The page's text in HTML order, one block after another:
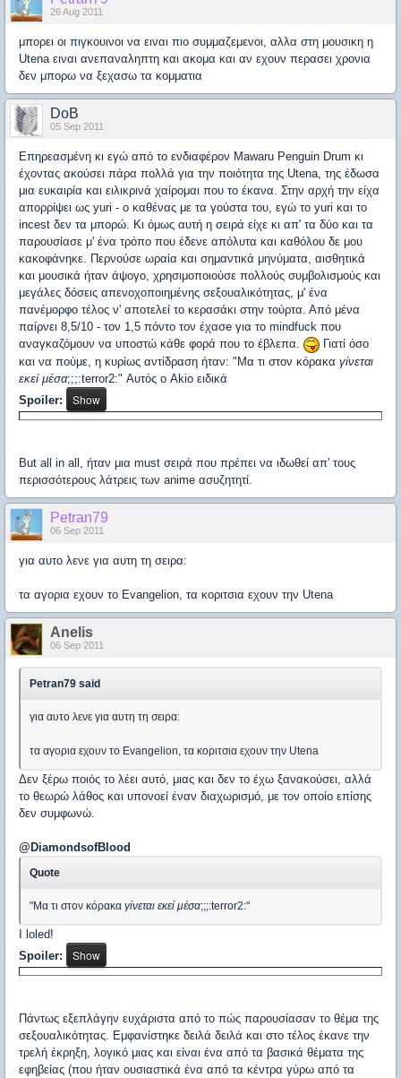
26 Aug 2011
μπορει οι πιγκουινοι να ειναι πιο συμμαζεμενοι, αλλα στη μουσικη η
Utena ειναι ανεπαναληπτη και ακομα και αν εχουν περασει χρονια
δεν μπορω να ξεχασω τα κομματια
DoB
05 Sep 2011
Επηρεασμένη κι εγώ από το ενδιαφέρον Mawaru Penguin Drum κι
έχοντας ακούσει πάρα πολλά για την ποιότητα της Utena, της έδωσα
μια ευκαιρία και ειλικρινά χαίρομαι που το έκανα. Στην αρχή την είχα
απορρίψει ως yuri - ο καθένας με τα γούστα του, εγώ το yuri και το
incest δεν τα μπορώ. Κι όμως αυτή η σειρά είχε κι απ' τα δύο και τα
παρουσίασε μ' ένα τρόπο που έδενε απόλυτα και καθόλου δε μου
κακοφάνηκε. Περνούσε ωραία και σημαντικά μηνύματα, αισθητικά
και μουσικά ήταν άψογο, χρησιμοποιούσε πολλούς συμβολισμούς και
μεγάλες δόσεις απενοχοποιημένης σεξουαλικότητας, μ' ένα
πανέμορφο τέλος ν' αποτελεί το κερασάκι στην τούρτα. Από μένα
παίρνει 8,5/10 - τον 1,5 πόντο τον έχασe για το mindfuck που
αναγκαζόμουν να υποστώ κάθε φορά που το έβλεπα.
Γιατί όσο
και να πούμε, η κυρίως αντίδραση ήταν: "Μα τι στον κόρακα γίνεται
εκεί μέσα;;;:terror2:" Αυτός ο Akio ειδικά
Spoiler:
But all in all, ήταν μια must σειρά που πρέπει να ιδωθεί απ' τους
περισσότερους λάτρεις των anime ασυζητητί.
Petran79
06 Sep 2011
για αυτο λενε για αυτη τη σειρα:
τα αγορια εχουν το Evangelion, τα κοριτσια εχουν την Utena
Anelis
06 Sep 2011
Petran79 said
για αυτο λενε για αυτη τη σειρα:
τα αγορια εχουν το Evangelion, τα κοριτσια εχουν την Utena
Δεν ξέρω ποιός το λέει αυτό, μιας και δεν το έχω ξανακούσει, αλλά
το θεωρώ λάθος και υπονοεί έναν διαχωρισμό, με τον οποίο επίσης
δεν συμφωνώ.
@DiamondsofBlood
Quote
"Μα τι στον κόρακα γίνεται εκεί μέσα;;;:terror2:"
Ι loled!
Spoiler:
Πάντως εξεπλάγην ευχάριστα από το πώς παρουσίασαν το θέμα της
σεξουαλικότητας. Εμφανίστηκε δειλά δειλά και στο τέλος έκανε την
τρελή έκρηξη, λογικό μιας και είναι ένα από τα βασικά θέματα της
εφηβείας (που ήταν ουσιαστικά ένα από τα κέντρα γύρω από τα